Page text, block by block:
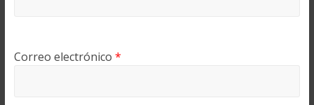
Correo electrónico *